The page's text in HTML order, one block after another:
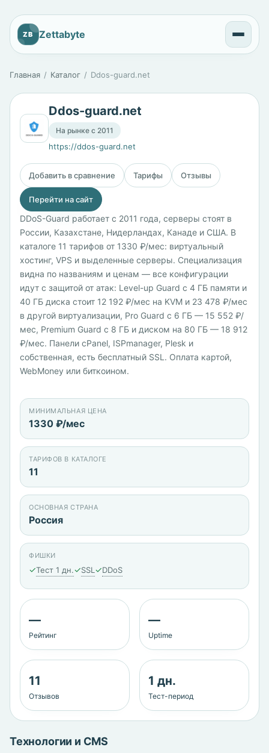
ZB Zettabyte
Главная Каталог Ddos-guard.net
Ddos-guard.net
На рынке с 2011
https://ddos-guard.net
Добавить в сравнение Тарифы Отзывы
Перейти на сайт
DDoS-Guard работает с 2011 года, серверы стоят в
России, Казахстане, Нидерландах, Канаде и США. В
каталоге 11 тарифов от 1330 ₽/мес: виртуальный
хостинг, VPS и выделенные серверы. Специализация
видна по названиям и ценам — все конфигурации
идут с защитой от атак: Level-up Guard с 4 ГБ памяти и
40 ГБ диска стоит 12 192 ₽/мес на KVM и 23 478 ₽/мес
в другой виртуализации, Pro Guard с 6 ГБ — 15 552 ₽/
мес, Premium Guard с 8 ГБ и диском на 80 ГБ — 18 912
₽/мес. Панели cPanel, ISPmanager, Plesk и
собственная, есть бесплатный SSL. Оплата картой,
WebMoney или биткоином.
МИНИМАЛЬНАЯ ЦЕНА
1330 ₽/мес
ТАРИФОВ В КАТАЛОГЕ
11
ОСНОВНАЯ СТРАНА
Россия
ФИШКИ
✓Тест 1 дн.✓SSL ✓DDoS
—
Рейтинг
—
Uptime
11
Отзывов
1 дн.
Тест-период
Технологии и CMS